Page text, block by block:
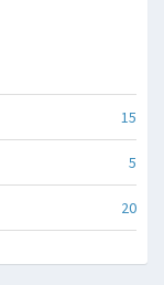
15
5
20